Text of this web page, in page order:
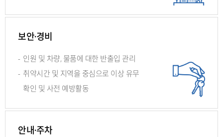
보안·경비
- 인원 및 차량, 물품에 대한 반출입 관리
- 취약시간 및 지역을 중심으로 이상 유무
확인 및 사전 예방활동
안내·주차